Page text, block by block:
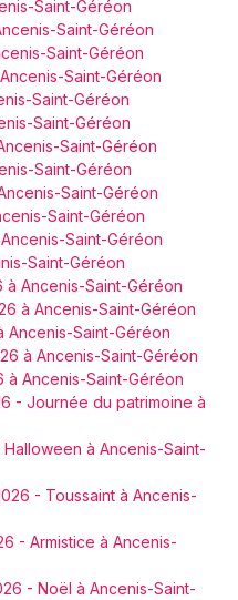
Saint-Géréon
Saint-Géréon
Saint-Géréon
Saint-Géréon
Saint-Géréon
Saint-Géréon
Saint-Géréon
Saint-Géréon
Saint-Géréon
Saint-Géréon
Saint-Géréon
Saint-Géréon
à Ancenis-Saint-Géréon
à Ancenis-Saint-Géréon
Ancenis-Saint-Géréon
à Ancenis-Saint-Géréon
à Ancenis-Saint-Géréon
- Journée du patrimoine à
à Ancenis-Saint-
- Toussaint à Ancenis-
- Armistice à Ancenis-
- Noël à Ancenis-Saint-